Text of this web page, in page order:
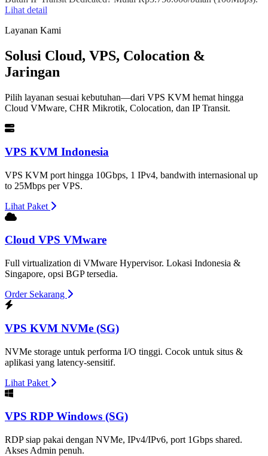
Lihat detail
Layanan Kami
Solusi Cloud, VPS, Colocation &
Jaringan
Pilih layanan sesuai kebutuhan—dari VPS KVM hemat hingga
Cloud VMware, CHR Mikrotik, Colocation, dan IP Transit.
VPS KVM Indonesia
VPS KVM port hingga 10Gbps, 1 IPv4, bandwith internasional up
to 25Mbps per VPS.
Lihat Paket
Cloud VPS VMware
Full virtualization di VMware Hypervisor. Lokasi Indonesia &
Singapore, opsi BGP tersedia.
Order Sekarang
VPS KVM NVMe (SG)
NVMe storage untuk performa I/O tinggi. Cocok untuk situs &
aplikasi yang latency-sensitif.
Lihat Paket
VPS RDP Windows (SG)
RDP siap pakai dengan NVMe, IPv4/IPv6, port 1Gbps shared.
Akses Admin penuh.